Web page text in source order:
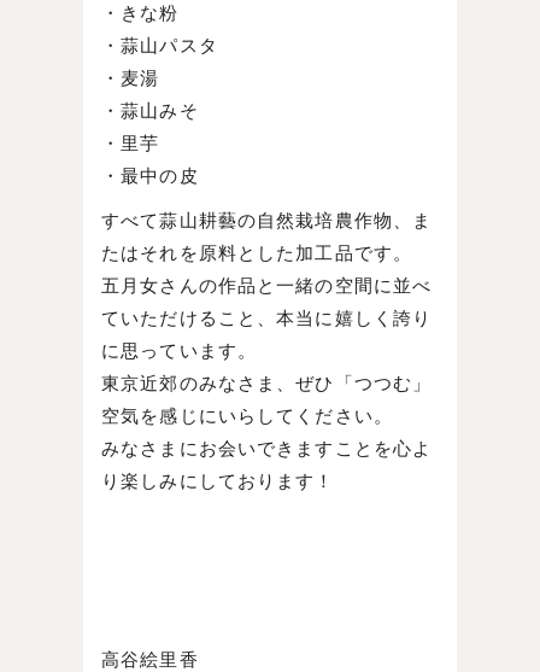
・きな粉
・蒜山パスタ
・麦湯
・蒜山みそ
・里芋
・最中の皮
すべて蒜山耕藝の自然栽培農作物、ま
たはそれを原料とした加工品です。
五月女さんの作品と一緒の空間に並べ
ていただけること、本当に嬉しく誇り
に思っています。
東京近郊のみなさま、ぜひ「つつむ」
空気を感じにいらしてください。
みなさまにお会いできますことを心よ
り楽しみにしております！
高谷絵里香